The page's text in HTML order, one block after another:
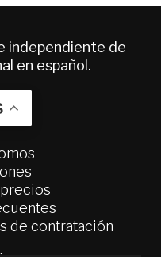
independiente de
en español.
de contratación